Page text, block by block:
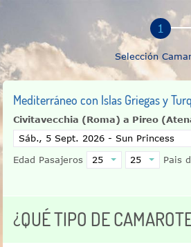
Selección
Mediterráneo con Islas Griegas y
Civitavecchia (Roma) a Pireo
Edad Pasajeros
Pais
¿QUÉ TIPO DE